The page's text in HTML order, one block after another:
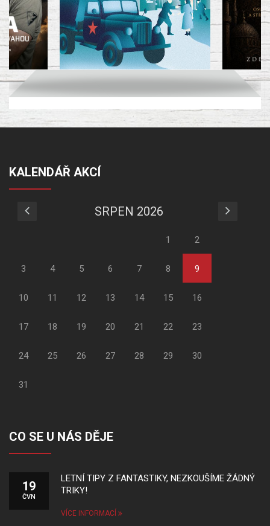
KALENDÁŘ AKCÍ
SRPEN 2026
1 2
3 4 5 6 7 8 9
10 11 12 13 14 15 16
17 18 19 20 21 22 23
24 25 26 27 28 29 30
31
CO SE U NÁS DĚJE
19
ČVN
LETNÍ TIPY Z FANTASTIKY, NEZKOUŠÍME ŽÁDNÝ
TRIKY!
VÍCE INFORMACÍ